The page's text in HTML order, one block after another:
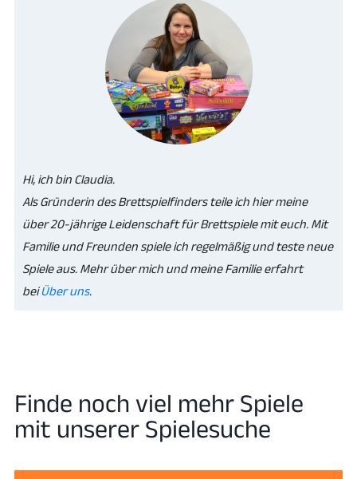
Hi, ich bin Claudia.
Als Gründerin des Brettspielfinders teile ich hier meine
über 20-jährige Leidenschaft für Brettspiele mit euch. Mit
Familie und Freunden spiele ich regelmäßig und teste neue
Spiele aus. Mehr über mich und meine Familie erfahrt
beiÜber uns.
Finde noch viel mehr Spiele
mit unserer Spielesuche